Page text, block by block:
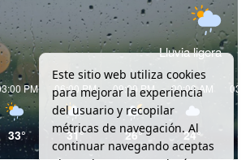
Lluvia ligera
PM
33°
06:00 PM
31°
09:00 PM
26°
00:00 AM
24°
Este sitio web utiliza cookies
para mejorar la experiencia
del usuario y recopilar
métricas de navegación. Al
continuar navegando aceptas